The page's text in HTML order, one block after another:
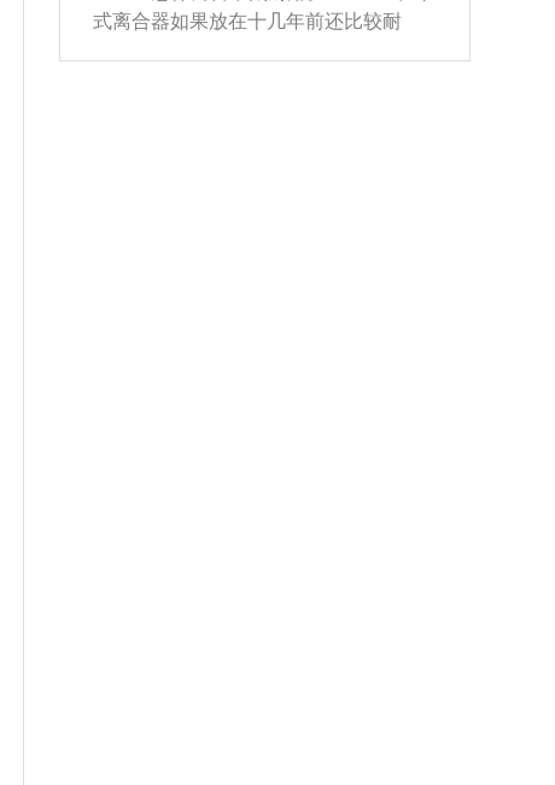
象，机油粘度过小具有很好的流动性，
损严重，磨损的半轴容易损坏，产生异
响；<&list>3.稳定器的转向胶套和球头
式离合器如果放在十几年前还比较耐